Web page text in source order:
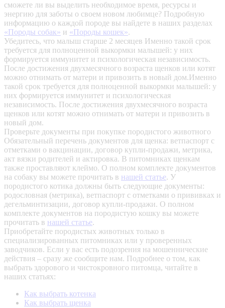
сможете ли вы выделить необходимое время, ресурсы и
энергию для заботы о своем новом любимце? Подробную
информацию о каждой породе вы найдете в наших разделах
«Породы собак» и «Породы кошек».
Убедитесь, что малыш старше 2 месяцев Именно такой срок
требуется для полноценной выкормки малышей: у них
формируется иммунитет и психологическая независимость.
После достижения двухмесячного возраста щенков или котят
можно отнимать от матери и привозить в новый дом.Именно
такой срок требуется для полноценной выкормки малышей: у
них формируется иммунитет и психологическая
независимость. После достижения двухмесячного возраста
щенков или котят можно отнимать от матери и привозить в
новый дом.
Проверьте документы при покупке породистого животного
Обязательный перечень документов для щенка: ветпаспорт с
отметками о вакцинации, договор купли-продажи, метрика,
акт вязки родителей и актировка. В питомниках щенкам
также проставляют клеймо. О полном комплекте документов
на собаку вы можете прочитать в нашей статье. У
породистого котика должны быть следующие документы:
родословная (метрика), ветпаспорт с отметками о прививках и
дегельминтизации, договор купли-продажи. О полном
комплекте документов на породистую кошку вы можете
прочитать в нашей статье.
Приобретайте породистых животных только в
специализированных питомниках или у проверенных
заводчиков. Если у вас есть подозрения на мошеннические
действия – сразу же сообщите нам. Подробнее о том, как
выбрать здорового и чистокровного питомца, читайте в
наших статьях:
Как выбрать котенка
Как выбрать щенка